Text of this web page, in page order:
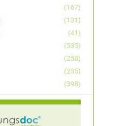
(167)
(131)
(41)
(535)
(258)
(235)
(398)